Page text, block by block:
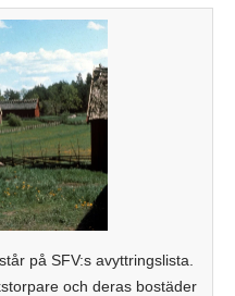
på SFV:s avyttringslista.
och deras bostäder